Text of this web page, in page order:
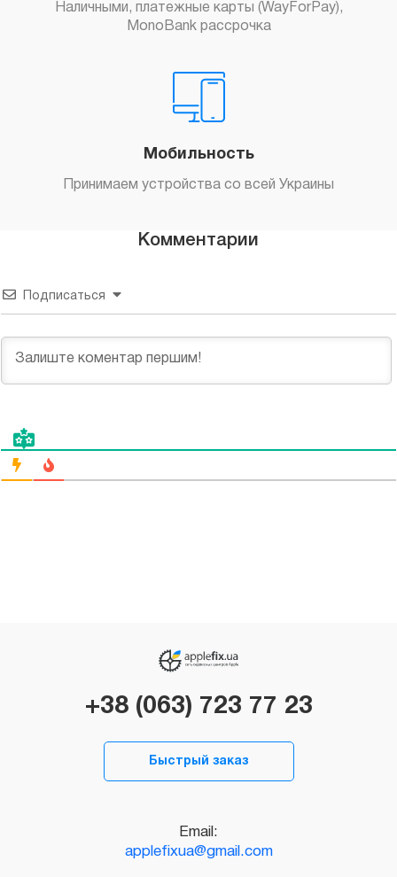
Наличными, платежные карты (WayForPay),
MonoBank рассрочка
Мобильность
Принимаем устройства со всей Украины
Комментарии
Подписаться
+38 (063) 723 77 23
Быстрый заказ
Email:
applefixua@gmail.com